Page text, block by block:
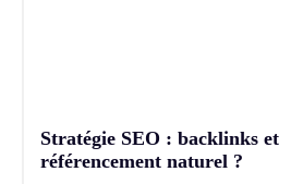
Stratégie SEO : backlinks et
référencement naturel ?